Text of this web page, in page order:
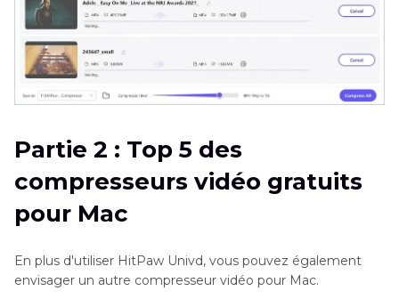
Partie 2 : Top 5 des
compresseurs vidéo gratuits
pour Mac
En plus d'utiliser HitPaw Univd, vous pouvez également
envisager un autre compresseur vidéo pour Mac.